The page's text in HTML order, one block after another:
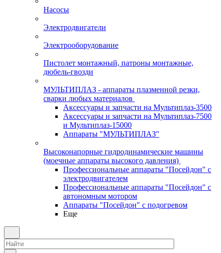
Насосы
Электродвигатели
Электрооборудование
Пистолет монтажный, патроны монтажные,
дюбель-гвозди
МУЛЬТИПЛАЗ - аппараты плазменной резки,
сварки любых материалов
Аксессуары и запчасти на Мультиплаз-3500
Аксессуары и запчасти на Мультиплаз-7500
и Мультиплаз-15000
Аппараты "МУЛЬТИПЛАЗ"
Высоконапорные гидродинамические машины
(моечные аппараты высокого давления)
Профессиональные аппараты "Посейдон" с
электродвигателем
Профессиональные аппараты "Посейдон" с
автономным мотором
Аппараты "Посейдон" с подогревом
Еще